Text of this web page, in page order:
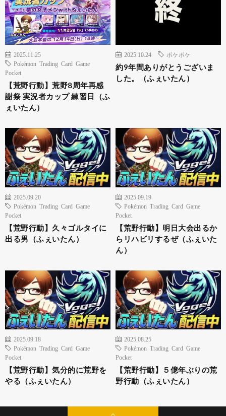
2025.11.25
Pokémon Trading Card Game
Pocket
【荒野行動】荒野8周年再感
謝祭 実況者カップ 練習日（ふ
ぇいたん）
2025.10.24 ポケポケ
約9年間ありがとうございま
した。（ふぇいたん）
2025.09.20
Pokémon Trading Card Game
Pocket
【荒野行動】久々ゴルタイに
出る男（ふぇいたん）
2025.09.19
Pokémon Trading Card Game
Pocket
【荒野行動】明日大会出るか
らリハビリするぜ（ふぇいた
ん）
2025.09.18
Pokémon Trading Card Game
Pocket
【荒野行動】気分的に荒野を
やる（ふぇいたん）
2025.08.25
Pokémon Trading Card Game
Pocket
【荒野行動】５億年ぶりの荒
野行動（ふぇいたん）